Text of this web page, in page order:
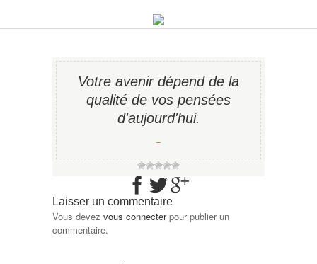
Votre avenir dépend de la
qualité de vos pensées
d'aujourd'hui.
−
Laisser un commentaire
Vous devez vous connecterpour publier un
commentaire.